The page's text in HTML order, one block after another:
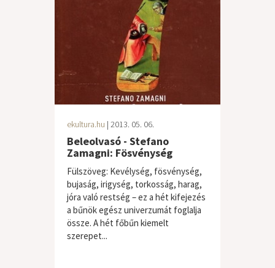
ekultura.hu | 2013. 05. 06.
Beleolvasó - Stefano
Zamagni: Fösvénység
Fülszöveg: Kevélység, fösvénység,
bujaság, irigység, torkosság, harag,
jóra való restség – ez a hét kifejezés
a bűnök egész univerzumát foglalja
össze. A hét főbűn kiemelt
szerepet...